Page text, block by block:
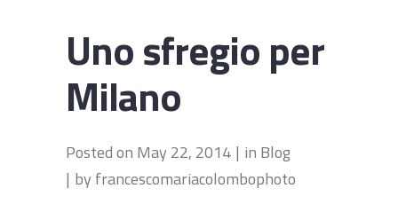
Uno sfregio per
Milano
Posted on May 22, 2014 in Blog
by francescomariacolombophoto